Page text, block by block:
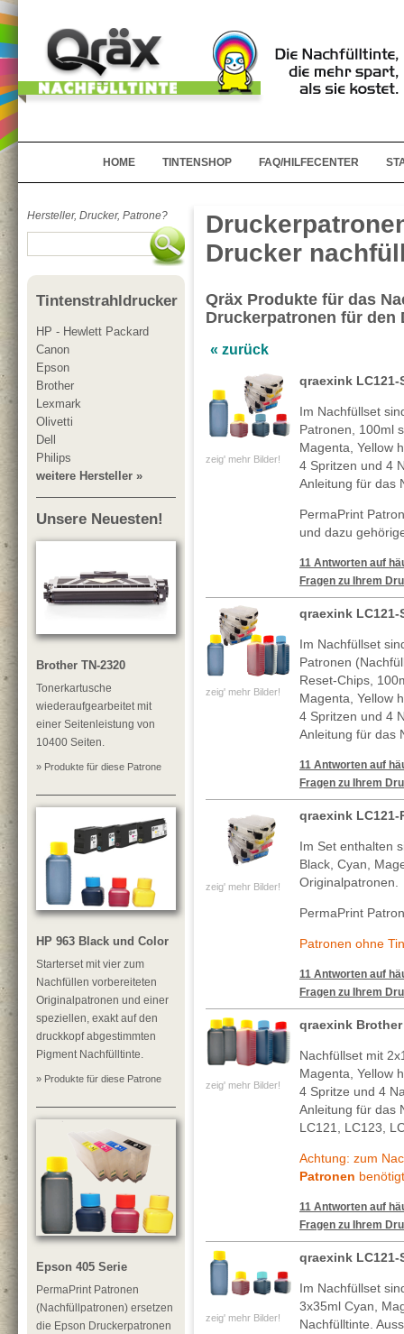
HOME TINTENSHOP FAQ/HILFECENTER
Hersteller, Drucker, Patrone?
Tintenstrahldrucker
HP - Hewlett Packard
Canon
Epson
Brother
Lexmark
Olivetti
Dell
Philips
weitere Hersteller »
Unsere Neuesten!
Brother TN-2320
Tonerkartusche
wiederaufgearbeitet mit
einer Seitenleistung von
10400 Seiten.
» Produkte für diese Patrone
HP 963 Black und Color
Starterset mit vier zum
Nachfüllen vorbereiteten
Originalpatronen und einer
speziellen, exakt auf den
druckkopf abgestimmten
Pigment Nachfülltinte.
» Produkte für diese Patrone
Epson 405 Serie
PermaPrint Patronen
(Nachfüllpatronen) ersetzen
die Epson Druckerpatronen
Drucker
Qräx Produkte für das
Druckerpatronen für den
« zurück
zeig' mehr Bilder!
qraexink
Im Nachfüllset
Patronen, 100ml
Magenta, Yellow
4 Spritzen und 4
Anleitung für das
PermaPrint
und dazu
11 Antworten auf
Fragen zu Ihrem
zeig' mehr Bilder!
qraexink LC121-
Im Nachfüllset
Patronen
Reset-Chips,
Magenta, Yellow
4 Spritzen und 4
Anleitung für das
11 Antworten auf
Fragen zu Ihrem
zeig' mehr Bilder!
qraexink LC121-
Im Set enthalten
Black, Cyan,
Originalpatronen.
PermaPrint
Patronen ohne
11 Antworten auf
Fragen zu Ihrem
zeig' mehr Bilder!
qraexink Brother
Nachfüllset mit
Magenta, Yellow
4 Spritze und 4
Anleitung für das
LC121, LC123,
Achtung: zum
Patronen
11 Antworten auf
Fragen zu Ihrem
zeig' mehr Bilder!
qraexink LC121-
Im Nachfüllset
3x35ml Cyan,
Nachfülltinte.